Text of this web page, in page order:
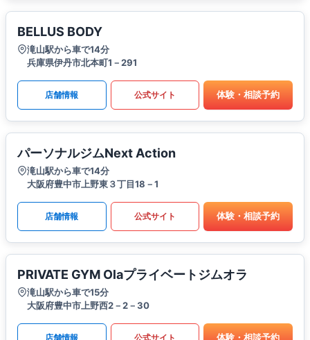
BELLUS BODY
滝山駅から車で14分
兵庫県伊丹市北本町1－291
店舗情報 公式サイト 体験・相談予約
パーソナルジムNext Action
滝山駅から車で14分
大阪府豊中市上野東３丁目18－1
店舗情報 公式サイト 体験・相談予約
PRIVATE GYM Olaプライベートジムオラ
滝山駅から車で15分
大阪府豊中市上野西2－2－30
店舗情報 公式サイト 体験・相談予約